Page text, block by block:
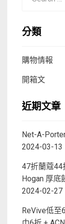
分類
購物情報
開箱文
近期文章
Net-A-
2024-03-13
47折蘭蔻44
Hogan 厚
2024-02-27
ReVive低